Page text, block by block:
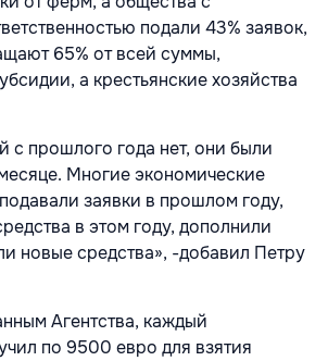
подали 43% заявок,
65% от всей суммы,
а крестьянские хозяйства
с прошлого года нет, они были
Многие экономические
заявки в прошлом году,
в этом году, дополнили
новые средства», -добавил Петру
Агентства, каждый
по 9500 евро для взятия